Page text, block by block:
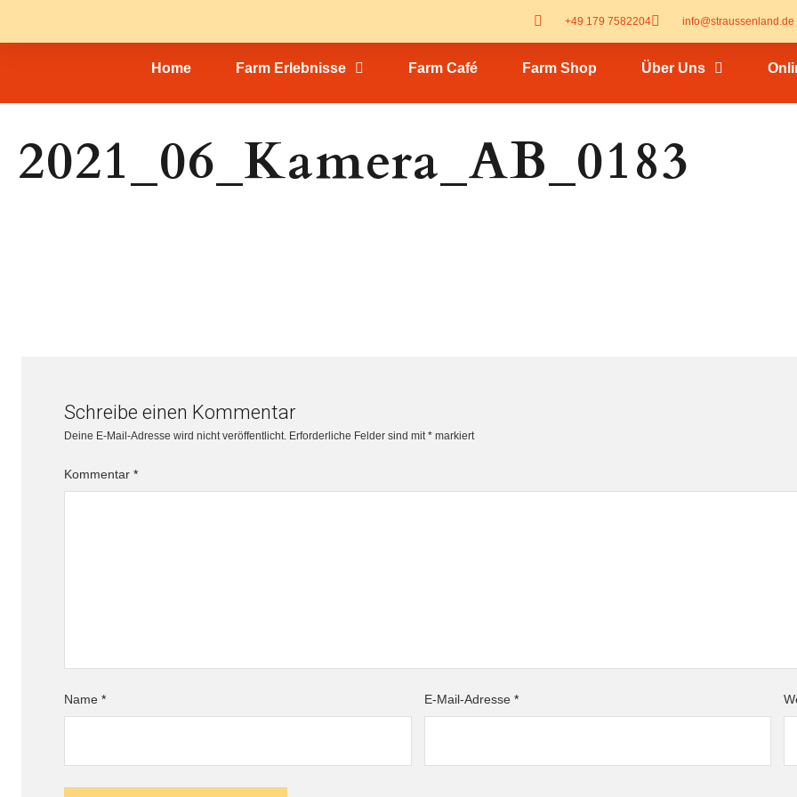
+49 179 7582204 info@straussenland.de
Home Farm Erlebnisse Farm Café Farm Shop Über Uns
2021_06_Kamera_AB_0183
Schreibe einen Kommentar
Deine E-Mail-Adresse wird nicht veröffentlicht. Erforderliche Felder sind mit* markiert
Kommentar *
Name * E-Mail-Adresse *